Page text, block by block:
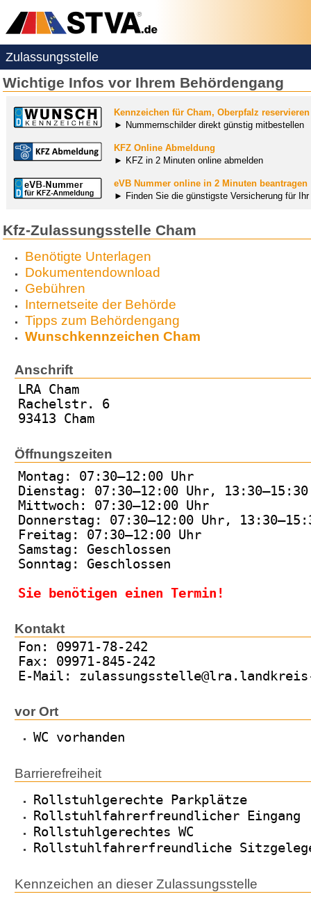
Zulassungsstelle
Wichtige Infos vor Ihrem Behördengang
Kennzeichen für Cham, Oberpfalz reservieren
► Nummernschilder direkt günstig mitbestellen
KFZ Online Abmeldung
► KFZ in 2 Minuten online abmelden
eVB Nummer online in 2 Minuten beantragen
► Finden Sie die günstigste Versicherung für
Kfz-Zulassungsstelle Cham
Benötigte Unterlagen
Dokumentendownload
Gebühren
Internetseite der Behörde
Tipps zum Behördengang
Wunschkennzeichen Cham
Anschrift
LRA Cham
Rachelstr. 6
93413 Cham
Öffnungszeiten
Montag: 07:30–12:00 Uhr
Dienstag: 07:30–12:00 Uhr,
Mittwoch: 07:30–12:00 Uhr
Donnerstag: 07:30–12:00 Uhr,
Freitag: 07:30–12:00 Uhr
Samstag: Geschlossen
Sonntag: Geschlossen
Sie benötigen einen Termin!
Kontakt
Fon: 09971-78-242
Fax: 09971-845-242
E-Mail: zulassungsstelle@lra.landkreis-
vor Ort
WC vorhanden
Barrierefreiheit
Rollstuhlgerechte Parkplätze
Rollstuhlfahrerfreundlicher Eingang
Rollstuhlgerechtes WC
Rollstuhlfahrerfreundliche
Kennzeichen an dieser Zulassungsstelle